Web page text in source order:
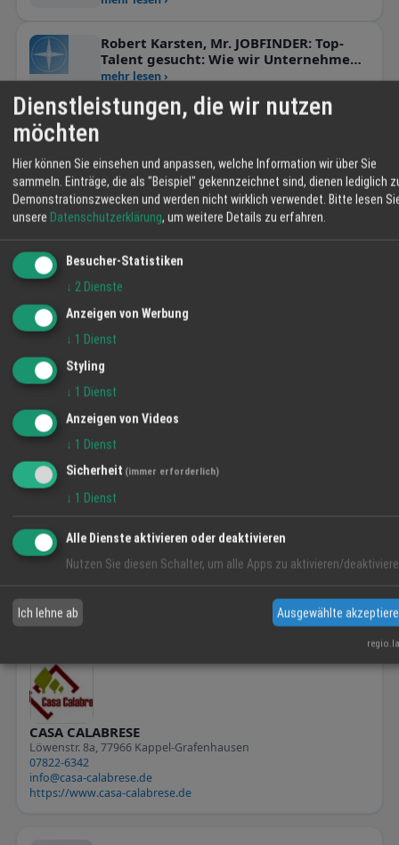
Robert Karsten, Mr. JOBFINDER: Top-
Talent gesucht: Wie wir Unternehmen
dabei unterstützen, die besten
Mitarbeiter zu finden.
mehr lesen ›
Campingurlaub mit dem Wohnmobil –
RegioGespräch mit Marion & Markus
Singler. Ortenauer Grundschulen,
aufgepasst: Besser lesen leicht
mehr lesen ›
Wind Gesichter gibt
mehr lesen ›
SHK – Innungsobermeister Michael
Pfütze aus Lahr sucht kluge Köpfe für
FIRMEN 21
Regionalwert Biomarkt Naturalia GmbH
Friesenheimer Hauptstraße 72, 77948 Friesenheim
Info@naturalia-friesenheim.de
https://naturalia-friesenheim.de
CASA CALABRESE
Löwenstr. 8a, 77966 Kappel-Grafenhausen
07822-6342
info@casa-calabrese.de
https://www.casa-calabrese.de
Dienstleistungen, die wir nutzen
möchten
Hier können Sie einsehen und anpassen, welche Information wir über Sie
sammeln. Einträge, die als "Beispiel" gekennzeichnet sind, dienen lediglich
Demonstrationszwecken und werden nicht wirklich verwendet. Bitte lesen
unsere Datenschutzerklärung, um weitere Details zu erfahren.
Besucher-Statistiken
↓ 2 Dienste
Anzeigen von Werbung
↓ 1 Dienst
Styling
↓ 1 Dienst
Anzeigen von Videos
↓ 1 Dienst
Sicherheit (immer erforderlich)
↓ 1 Dienst
Alle Dienste aktivieren oder deaktivieren
Nutzen Sie diesen Schalter, um alle Apps zu aktivieren/
Ich lehne ab Ausgewählte